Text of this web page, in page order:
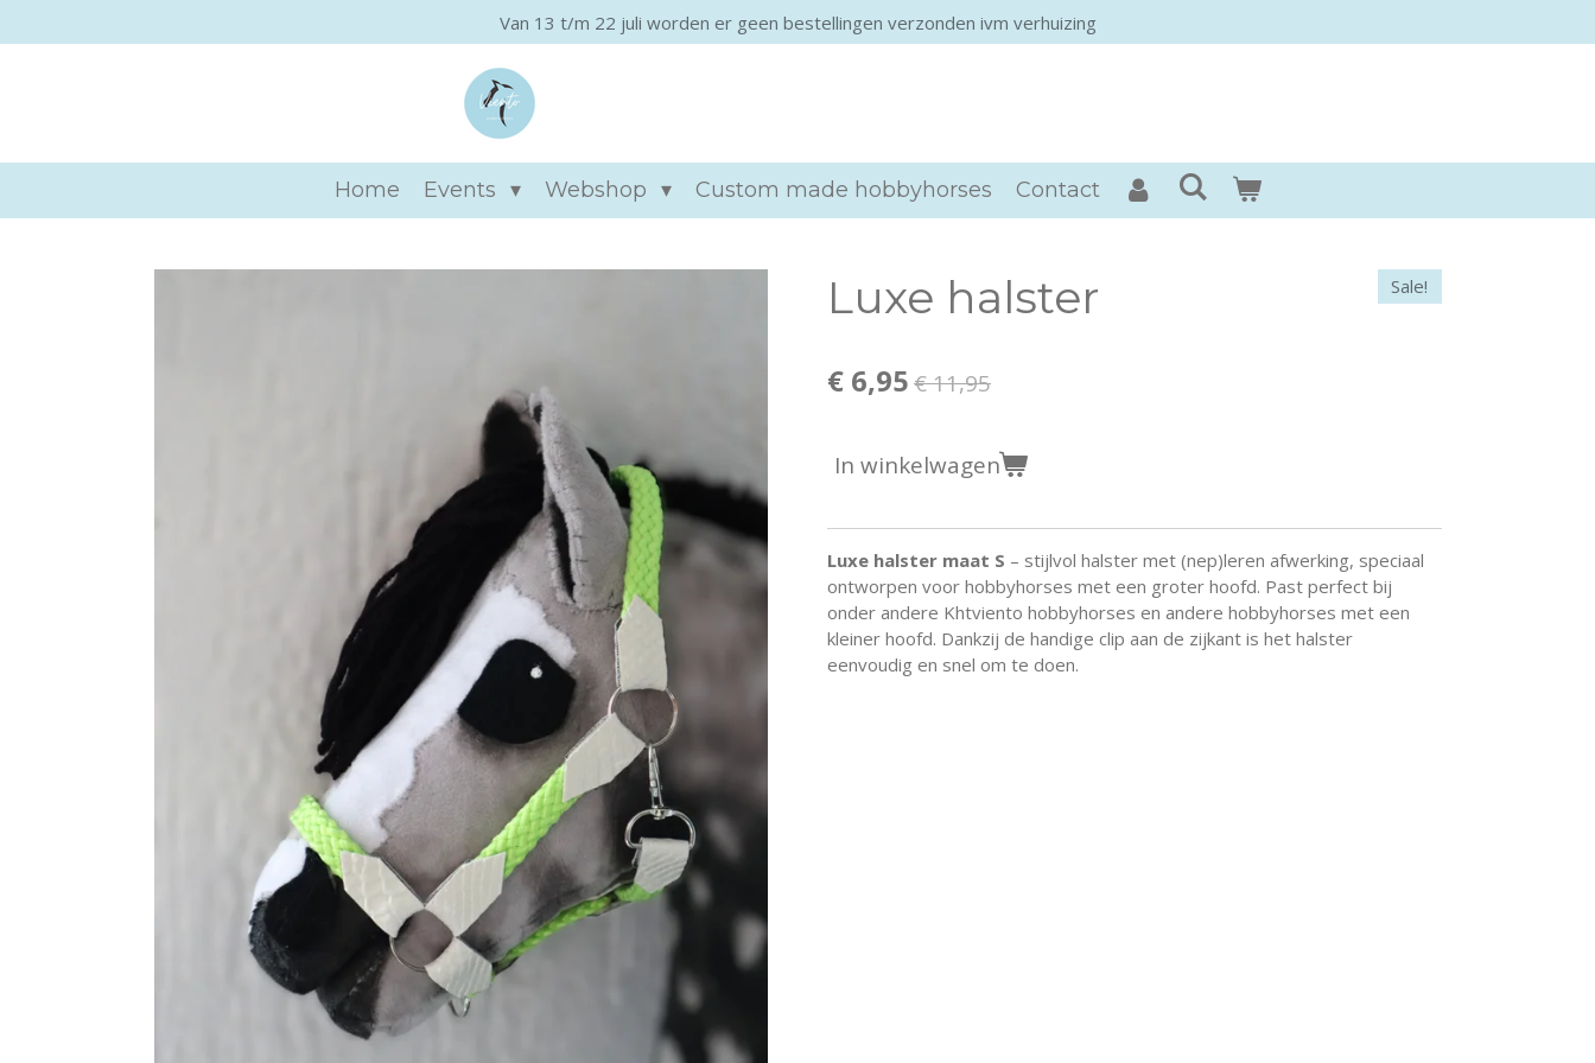
direct
Van 13 t/m 22 juli worden er geen bestellingen verzonden ivm verhuizing
Home Events Webshop Custom made hobbyhorses Contact
Luxe halster Sale!
€ 6,95€ 11,95
In winkelwagen
Luxe halster maat S – stijlvol halster met (nep)leren afwerking, speciaal
ontworpen voor hobbyhorses met een groter hoofd. Past perfect bij
onder andere Khtviento hobbyhorses en andere hobbyhorses met een
kleiner hoofd. Dankzij de handige clip aan de zijkant is het halster
eenvoudig en snel om te doen.